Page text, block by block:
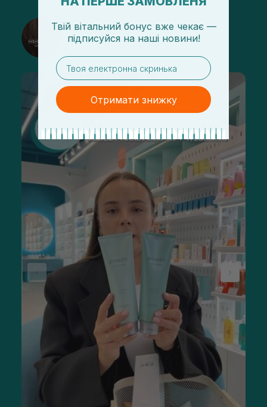
@sisters_stelmakh в Instagram
Твій вітальний бонус вже чекає —
підписуйся на наші новини!
email
Отримати знижку